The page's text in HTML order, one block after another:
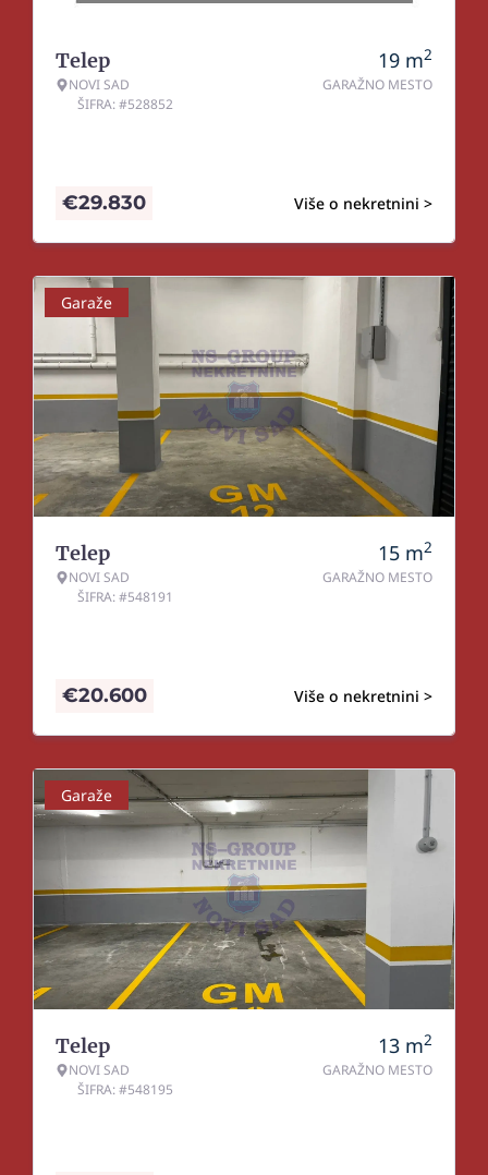
Telep
NOVI SAD
ŠIFRA: #528852
19 m2
GARAŽNO MESTO
Više o nekretnini >
€29.830
Garaže
Telep
NOVI SAD
ŠIFRA: #548191
15 m2
GARAŽNO MESTO
Više o nekretnini >
€20.600
Garaže
Telep
NOVI SAD
ŠIFRA: #548195
13 m2
GARAŽNO MESTO